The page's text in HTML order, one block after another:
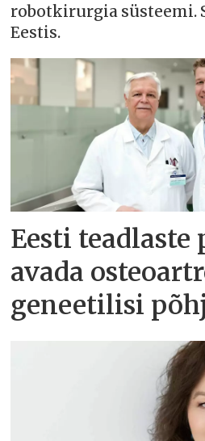
robotkirurgia süsteemi.
Eestis.
Eesti teadlaste
avada
geneetilisi